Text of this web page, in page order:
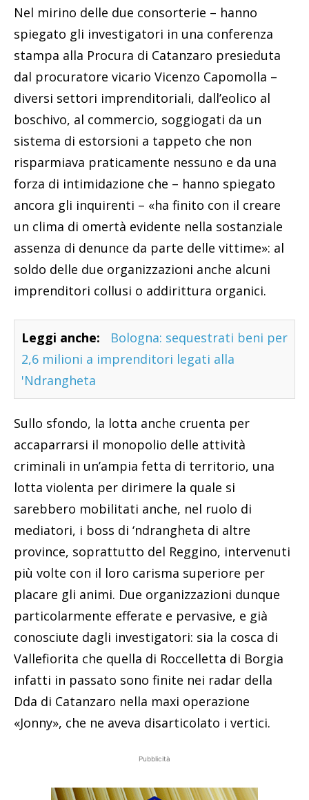
Nel mirino delle due consorterie – hanno
spiegato gli investigatori in una conferenza
stampa alla Procura di Catanzaro presieduta
dal procuratore vicario Vicenzo Capomolla –
diversi settori imprenditoriali, dall’eolico al
boschivo, al commercio, soggiogati da un
sistema di estorsioni a tappeto che non
risparmiava praticamente nessuno e da una
forza di intimidazione che – hanno spiegato
ancora gli inquirenti – «ha finito con il creare
un clima di omertà evidente nella sostanziale
assenza di denunce da parte delle vittime»: al
soldo delle due organizzazioni anche alcuni
imprenditori collusi o addirittura organici.
Leggi anche:
Bologna: sequestrati beni per
2,6 milioni a imprenditori legati alla
'Ndrangheta
Sullo sfondo, la lotta anche cruenta per
accaparrarsi il monopolio delle attività
criminali in un’ampia fetta di territorio, una
lotta violenta per dirimere la quale si
sarebbero mobilitati anche, nel ruolo di
mediatori, i boss di ‘ndrangheta di altre
province, soprattutto del Reggino, intervenuti
più volte con il loro carisma superiore per
placare gli animi. Due organizzazioni dunque
particolarmente efferate e pervasive, e già
conosciute dagli investigatori: sia la cosca di
Vallefiorita che quella di Roccelletta di Borgia
infatti in passato sono finite nei radar della
Dda di Catanzaro nella maxi operazione
«Jonny», che ne aveva disarticolato i vertici.
Pubblicità